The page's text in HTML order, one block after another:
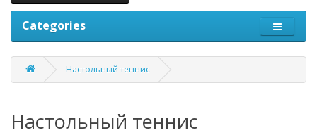
Categories
Настольный теннис
Настольный теннис